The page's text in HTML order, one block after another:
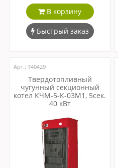
В корзину
Быстрый заказ
Арт.: Т40429
Твердотопливный
чугунный секционный
котел КЧМ-5-К-03М1, 5сек.
40 кВт